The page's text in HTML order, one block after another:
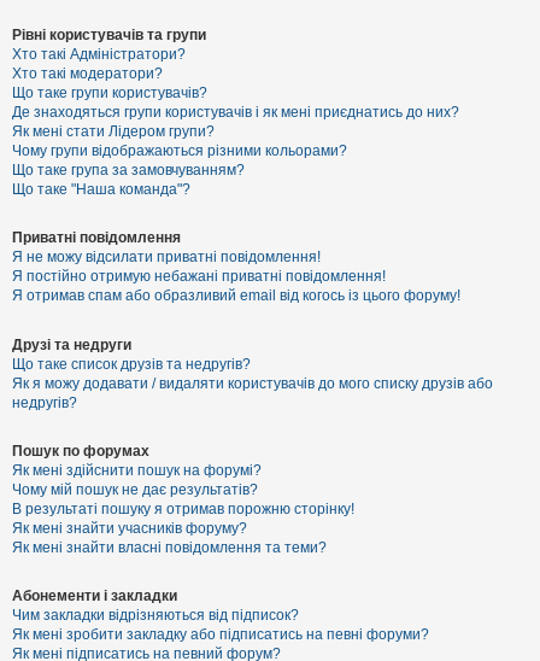
о
г
а
Рівні користувачів та групи
Хто такі Адміністратори?
Хто такі модератори?
Що таке групи користувачів?
Де знаходяться групи користувачів і як мені приєднатись до них?
Як мені стати Лідером групи?
Чому групи відображаються різними кольорами?
Що таке група за замовчуванням?
Що таке "Наша команда"?
Приватні повідомлення
Я не можу відсилати приватні повідомлення!
Я постійно отримую небажані приватні повідомлення!
Я отримав спам або образливий email від когось із цього форуму!
Друзі та недруги
Що таке список друзів та недругів?
Як я можу додавати / видаляти користувачів до мого списку друзів або
недругів?
Пошук по форумах
Як мені здійснити пошук на форумі?
Чому мій пошук не дає результатів?
В результаті пошуку я отримав порожню сторінку!
Як мені знайти учасників форуму?
Як мені знайти власні повідомлення та теми?
Абонементи і закладки
Чим закладки відрізняються від підписок?
Як мені зробити закладку або підписатись на певні форуми?
Як мені підписатись на певний форум?